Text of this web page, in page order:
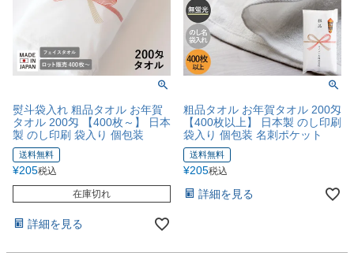
熨斗袋入れ 粗品タオル お年賀
タオル 200匁 【400枚～】 日本
製 のし印刷 袋入り 個包装
送料無料
¥205税込
在庫切れ
詳細を見る
粗品タオル お年賀タオル 200匁
【400枚以上】 日本製 のし印刷
袋入り 個包装 名刺ポケット
送料無料
¥205税込
詳細を見る